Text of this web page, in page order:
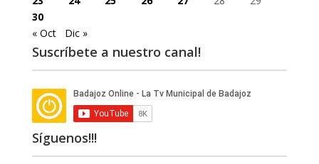
30
« Oct
Dic »
Suscríbete a nuestro canal!
Síguenos!!!